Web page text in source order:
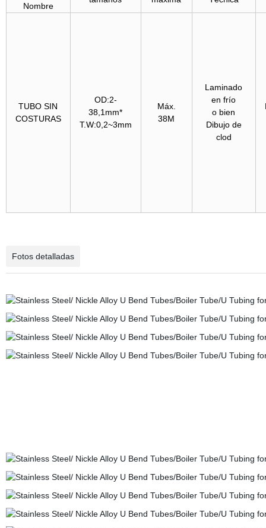
Nombre
TUBO SIN
COSTURAS
OD:2-
38,1mm*
T.W:0,2~3mm
Máx.
38M
Laminado
en frío
o bien
Dibujo de
clod
Fotos detalladas